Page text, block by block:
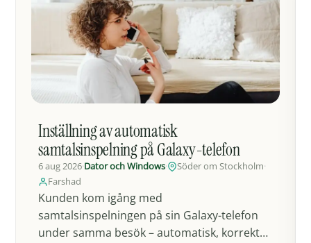
Inställning av automatisk
samtalsinspelning på Galaxy-telefon
6 aug 2026·Dator och Windows· Söder om Stockholm·
Farshad
Kunden kom igång med
samtalsinspelningen på sin Galaxy-telefon
under samma besök – automatisk, korrekt